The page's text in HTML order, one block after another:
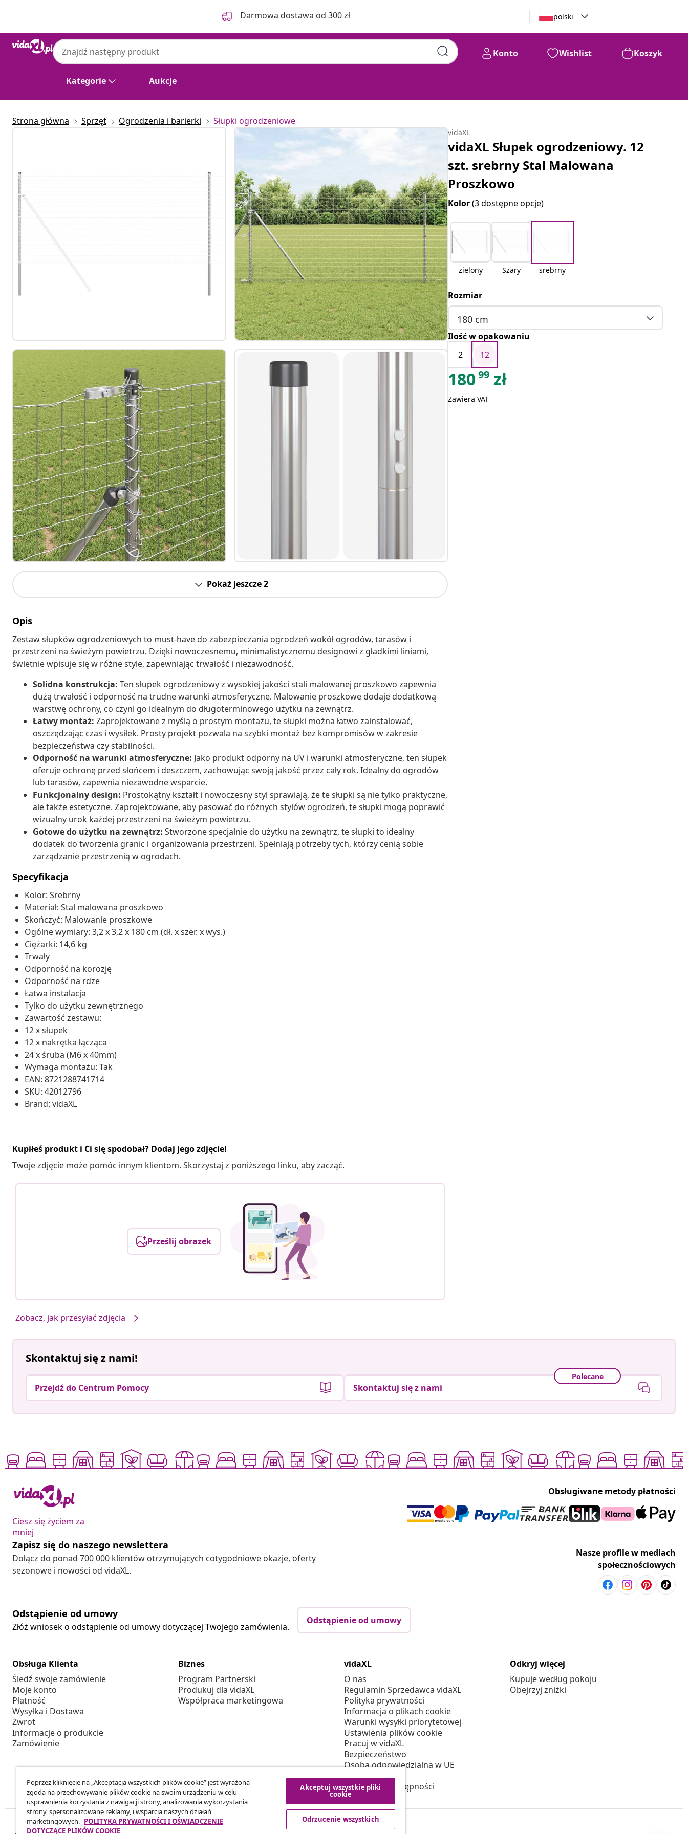
Darmowa dostawa od 300 zł polski
Kategorie Aukcje
Konto Wishlist Koszyk
Strona główna Sprzęt Ogrodzenia i barierki Słupki ogrodzeniowe
Pokaż jeszcze 2
Opis
Zestaw słupków ogrodzeniowych to must-have do zabezpieczania ogrodzeń wokół ogrodów, tarasów i
przestrzeni na świeżym powietrzu. Dzięki nowoczesnemu, minimalistycznemu designowi z gładkimi liniami,
świetnie wpisuje się w różne style, zapewniając trwałość i niezawodność.
Solidna konstrukcja: Ten słupek ogrodzeniowy z wysokiej jakości stali malowanej proszkowo zapewnia
dużą trwałość i odporność na trudne warunki atmosferyczne. Malowanie proszkowe dodaje dodatkową
warstwę ochrony, co czyni go idealnym do długoterminowego użytku na zewnątrz.
Łatwy montaż: Zaprojektowane z myślą o prostym montażu, te słupki można łatwo zainstalować,
oszczędzając czas i wysiłek. Prosty projekt pozwala na szybki montaż bez kompromisów w zakresie
bezpieczeństwa czy stabilności.
Odporność na warunki atmosferyczne: Jako produkt odporny na UV i warunki atmosferyczne, ten słupek
oferuje ochronę przed słońcem i deszczem, zachowując swoją jakość przez cały rok. Idealny do ogrodów
lub tarasów, zapewnia niezawodne wsparcie.
Funkcjonalny design: Prostokątny kształt i nowoczesny styl sprawiają, że te słupki są nie tylko praktyczne,
ale także estetyczne. Zaprojektowane, aby pasować do różnych stylów ogrodzeń, te słupki mogą poprawić
wizualny urok każdej przestrzeni na świeżym powietrzu.
Gotowe do użytku na zewnątrz: Stworzone specjalnie do użytku na zewnątrz, te słupki to idealny
dodatek do tworzenia granic i organizowania przestrzeni. Spełniają potrzeby tych, którzy cenią sobie
zarządzanie przestrzenią w ogrodach.
Specyfikacja
Kolor: Srebrny
Materiał: Stal malowana proszkowo
Skończyć: Malowanie proszkowe
Ogólne wymiary: 3,2 x 3,2 x 180 cm (dł. x szer. x wys.)
Ciężarki: 14,6 kg
Trwały
Odporność na korozję
Odporność na rdze
Łatwa instalacja
Tylko do użytku zewnętrznego
Zawartość zestawu:
12 x słupek
12 x nakrętka łącząca
24 x śruba (M6 x 40mm)
Wymaga montażu: Tak
EAN: 8721288741714
SKU: 42012796
Brand: vidaXL
Kupiłeś produkt i Ci się spodobał? Dodaj jego zdjęcie!
Twoje zdjęcie może pomóc innym klientom. Skorzystaj z poniższego linku, aby zacząć.
Prześlij obrazek
Zobacz, jak przesyłać zdjęcia
vidaXL
vidaXL Słupek ogrodzeniowy. 12
szt. srebrny Stal Malowana
Proszkowo
Kolor(3 dostępne opcje)
zielony Szary srebrny
Rozmiar
180 cm
Ilość w opakowaniu
2
12
18099 zł
Zawiera VAT
Skontaktuj się z nami!
Przejdź do Centrum Pomocy
Polecane
Skontaktuj się z nami
Ciesz się życiem za
mniej
Obsługiwane metody płatności
Zapisz się do naszego newslettera
Dołącz do ponad 700 000 klientów otrzymujących cotygodniowe okazje, oferty
sezonowe i nowości od vidaXL.
Nasze profile w mediach
społecznościowych
Odstąpienie od umowy
Złóż wniosek o odstąpienie od umowy dotyczącej Twojego zamówienia.
Odstąpienie od umowy
Obsługa Klienta
Śledź swoje zamówienie
Moje konto
Płatność
Wysyłka i Dostawa
Zwrot
Informacje o produkcie
Zamówienie
Biznes
Program Partnerski
Produkuj dla vidaXL
Współpraca marketingowa
vidaXL
O nas
Regulamin Sprzedawca vidaXL
Polityka prywatności
Informacja o plikach cookie
Warunki wysyłki priorytetowej
Ustawienia plików cookie
Pracuj w vidaXL
Bezpieczeństwo
Osoba odpowiedzialna w UE
Polityką EPR
Deklaracja dostępności
Odkryj więcej
Kupuje według pokoju
Obejrzyj zniżki
Poprzez kliknięcie na „Akceptacja wszystkich plików cookie” jest wyrażona
zgoda na przechowywanie plików cookie na swoim urządzeniu w celu
usprawnienia korzystania z nawigacji strony, analizowania wykorzystania
strony, spersonalizowane reklamy, i wsparcia naszych działań
marketingowych. POLITYKA PRYWATNOŚCI I OŚWIADCZENIE
DOTYCZĄCE PLIKÓW COOKIE
Akceptuj wszystkie pliki
cookie
Odrzucenie wszystkich